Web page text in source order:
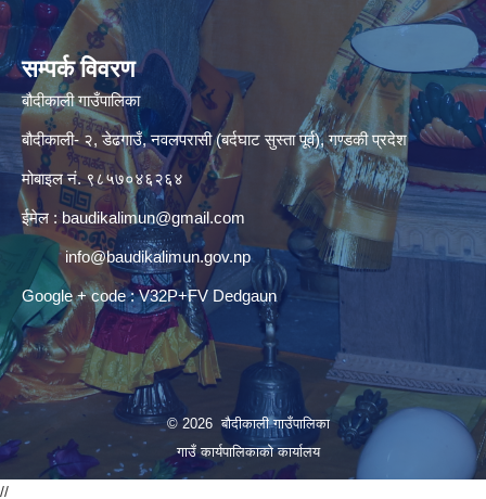
सम्पर्क विवरण
बौदीकाली गाउँपालिका
बौदीकाली- २, डेढगाउँ, नवलपरासी (बर्दघाट सुस्ता पूर्व), गण्डकी प्रदेश
मोबाइल नं. ९८५७०४६२६४
ईमेल : baudikalimun@gmail.com
info@baudikalimun.gov.np
Google + code : V32P+FV Dedgaun
© 2026 बौदीकाली गाउँपालिका
गाउँ कार्यपालिकाको कार्यालय
//